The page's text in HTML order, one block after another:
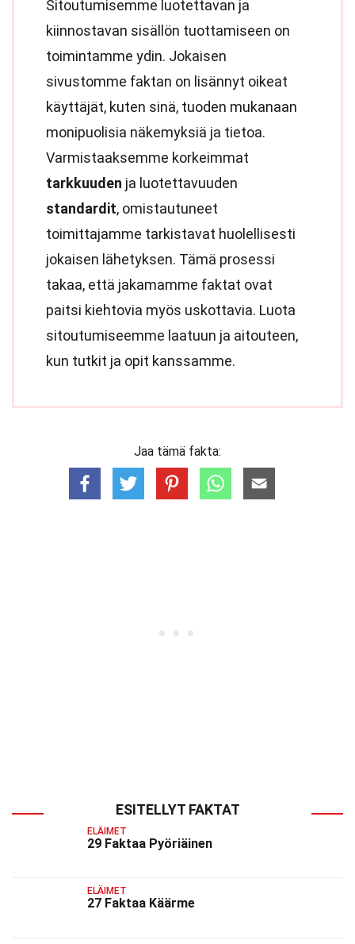
Sitoutumisemme luotettavan ja
kiinnostavan sisällön tuottamiseen on
toimintamme ydin. Jokaisen
sivustomme faktan on lisännyt oikeat
käyttäjät, kuten sinä, tuoden mukanaan
monipuolisia näkemyksiä ja tietoa.
Varmistaaksemme korkeimmat
tarkkuuden ja luotettavuuden
standardit, omistautuneet
toimittajamme tarkistavat huolellisesti
jokaisen lähetyksen. Tämä prosessi
takaa, että jakamamme faktat ovat
paitsi kiehtovia myös uskottavia. Luota
sitoutumiseemme laatuun ja aitouteen,
kun tutkit ja opit kanssamme.
Jaa tämä fakta:
ESITELLYT FAKTAT
ELÄIMET
29 Faktaa Pyöriäinen
ELÄIMET
27 Faktaa Käärme